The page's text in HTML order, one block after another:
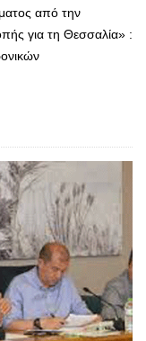
από την
για τη Θεσσαλία» :